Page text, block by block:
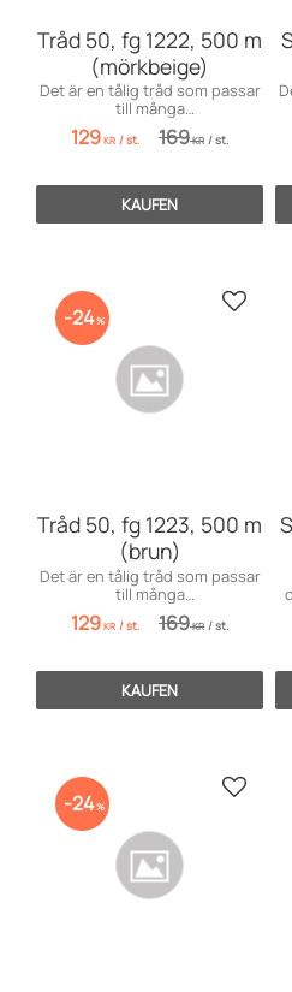
Tråd 50, fg 1222, 500 m
(mörkbeige)
Det är en tålig tråd som passar
till många
användningsområden inom
möbelsömnad men även för
129KR /st. 169KR /st.
KAUFEN
Tråd 50, fg 1223, 500 m
(brun)
Det är en tålig tråd som passar
till många
användningsområden inom
möbelsömnad men även för
129KR /st. 169KR /st.
24% Zu
KAUFEN
24% Zu